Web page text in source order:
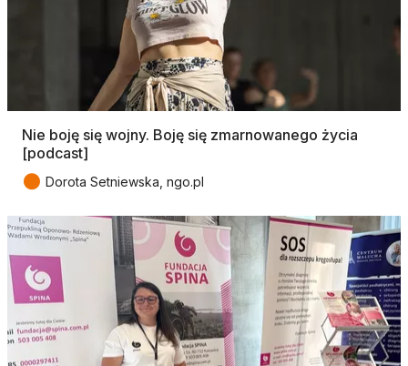
Nie boję się wojny. Boję się zmarnowanego życia
[podcast]
● Dorota Setniewska, ngo.pl